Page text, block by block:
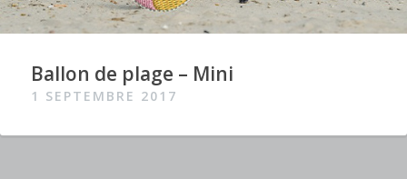
Ballon de plage – Mini
1 SEPTEMBRE 2017